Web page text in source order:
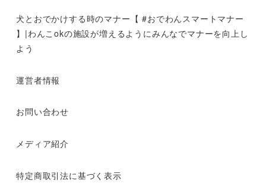
犬とおでかけする時のマナー【 #おでわんスマートマナー
】|わんこokの施設が増えるようにみんなでマナーを向上し
よう
運営者情報
お問い合わせ
メディア紹介
特定商取引法に基づく表示